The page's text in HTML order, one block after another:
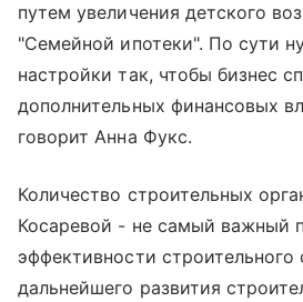
путем увеличения детского
"Семейной ипотеки". По сути
настройки так, чтобы бизнес
дополнительных финансовых
говорит Анна Фукс.
Количество строительных
Косаревой - не самый важный
эффективности строительного
дальнейшего развития